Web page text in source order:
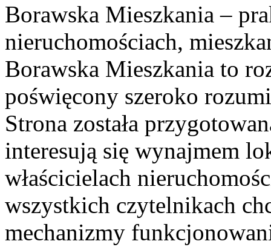
Borawska Mieszkania –
nieruchomościach,
Borawska Mieszkania to
poświęcony szeroko
Strona została
interesują się wynajmem
właścicielach
wszystkich czytelnikach
mechanizmy